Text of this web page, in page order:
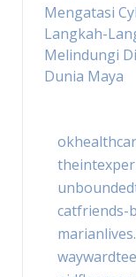
Mengatasi
Langkah-
Melindungi
Dunia Maya
catfriends-